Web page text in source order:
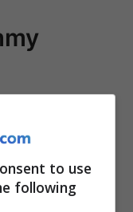
to use
following